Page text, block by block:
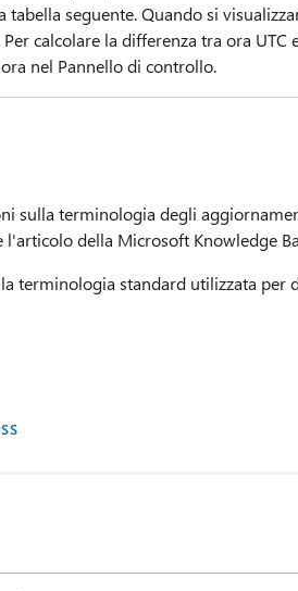
tabella seguente. Quando si
calcolare la differenza tra ora UTC
nel Pannello di controllo.
sulla terminologia degli
della Microsoft Knowledge
terminologia standard utilizzata